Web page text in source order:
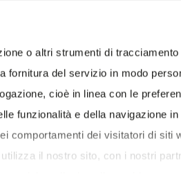
o altri strumenti di
fornitura del servizio in modo
cioè in linea con le
funzionalità e della navigazione
comportamenti dei visitatori di siti
il nostro sito, con i nostri